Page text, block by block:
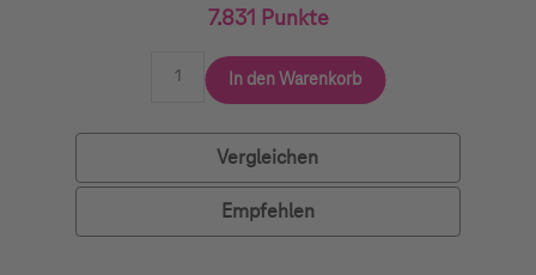
7.831 Punkte
In den Warenkorb
Vergleichen
Empfehlen